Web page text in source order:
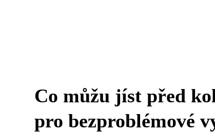
Co můžu jíst před
pro bezproblémové